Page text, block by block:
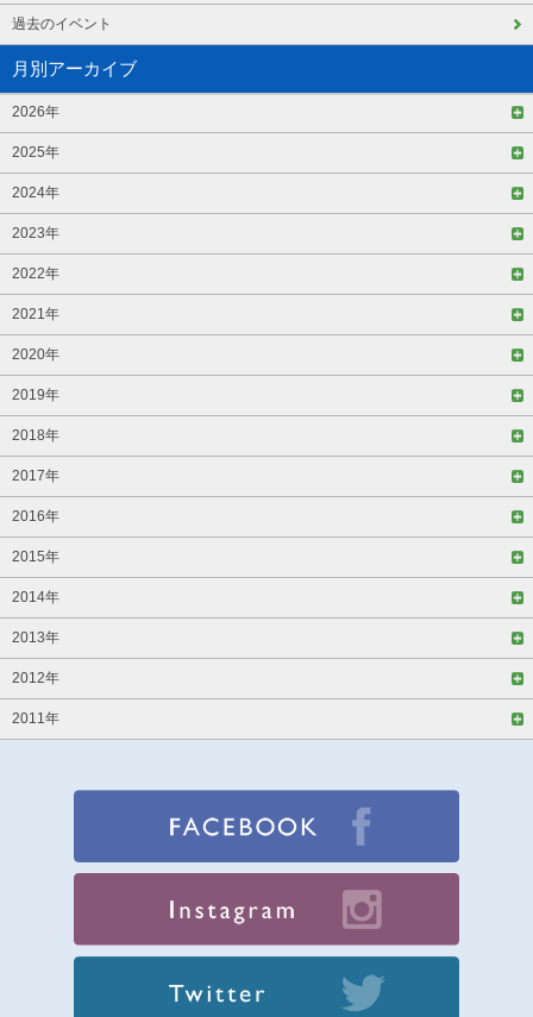
過去のイベント
月別アーカイブ
2026年
2025年
2024年
2023年
2022年
2021年
2020年
2019年
2018年
2017年
2016年
2015年
2014年
2013年
2012年
2011年